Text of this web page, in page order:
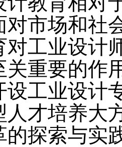
对市场和社
对工业设计
关重要的作
设工业设计
人才培养大
的探索与实